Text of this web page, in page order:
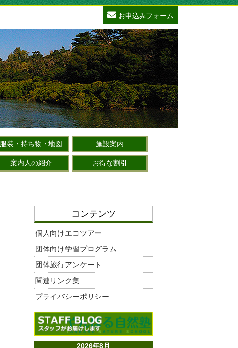
お申込みフォーム
服装・持ち物・地図 施設案内
案内人の紹介 お得な割引
コンテンツ
個人向けエコツアー
団体向け学習プログラム
団体旅行アンケート
関連リンク集
プライバシーポリシー
2026年8月